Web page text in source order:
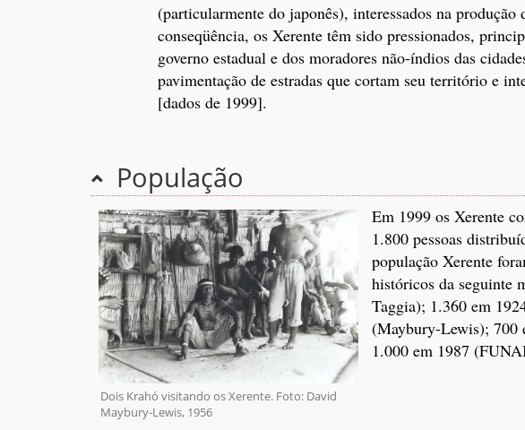
(particularmente do japonês), interessados na
conseqüência, os Xerente têm sido pressionados,
governo estadual e dos moradores não-índios das
pavimentação de estradas que cortam seu território e
[dados de 1999].
População
Dois Krahó visitando os Xerente. Foto: David
Maybury-Lewis, 1956
Em 1999 os Xerente
1.800 pessoas
população Xerente
históricos da seguinte
Taggia); 1.360 em
(Maybury-Lewis); 700
1.000 em 1987